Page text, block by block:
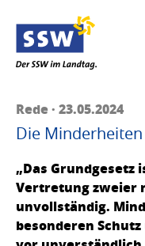
Rede · 23.05.2024
Die
„Das Grundgesetz
Vertretung zweier
unvollständig.
besonderen